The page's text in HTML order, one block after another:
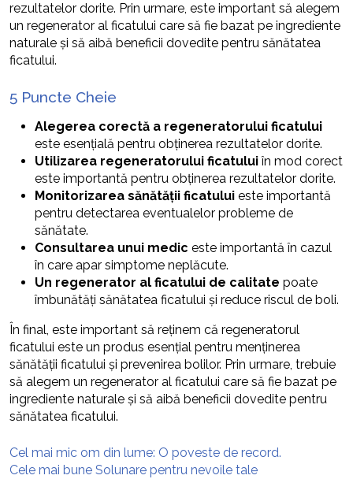
rezultatelor dorite. Prin urmare, este important să alegem
un regenerator al ficatului care să fie bazat pe ingrediente
naturale și să aibă beneficii dovedite pentru sănătatea
ficatului.
5 Puncte Cheie
Alegerea corectă a regeneratorului ficatului
este esențială pentru obținerea rezultatelor dorite.
Utilizarea regeneratorului ficatuluiîn mod corect
este importantă pentru obținerea rezultatelor dorite.
Monitorizarea sănătății ficatului este importantă
pentru detectarea eventualelor probleme de
sănătate.
Consultarea unui medic este importantă în cazul
în care apar simptome neplăcute.
Un regenerator al ficatului de calitate poate
îmbunătăți sănătatea ficatului și reduce riscul de boli.
În final, este important să reținem că regeneratorul
ficatului este un produs esențial pentru menținerea
sănătății ficatului și prevenirea bolilor. Prin urmare, trebuie
să alegem un regenerator al ficatului care să fie bazat pe
ingrediente naturale și să aibă beneficii dovedite pentru
sănătatea ficatului.
Cel mai mic om din lume: O poveste de record.
Cele mai bune Solunare pentru nevoile tale